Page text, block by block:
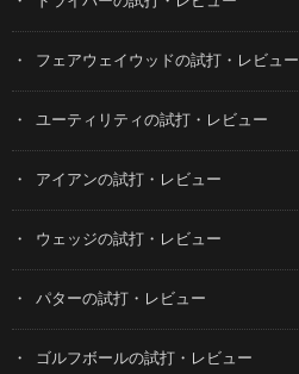
フェアウェイウッドの試打・レビュー
ユーティリティの試打・レビュー
アイアンの試打・レビュー
ウェッジの試打・レビュー
パターの試打・レビュー
ゴルフボールの試打・レビュー